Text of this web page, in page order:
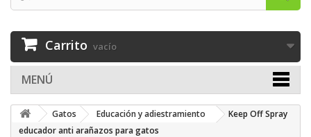
Carrito vacío
MENÚ
Gatos Educación y adiestramiento
Keep Off Spray
educador anti arañazos para gatos